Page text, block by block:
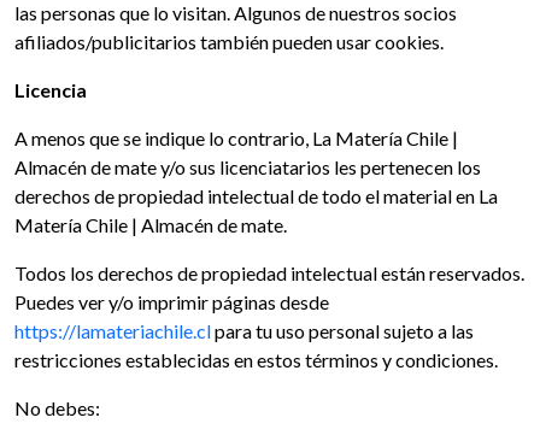
las personas que lo visitan. Algunos de nuestros socios
afiliados/publicitarios también pueden usar cookies.
Licencia
A menos que se indique lo contrario, La Matería Chile |
Almacén de mate y/o sus licenciatarios les pertenecen los
derechos de propiedad intelectual de todo el material en La
Matería Chile | Almacén de mate.
Todos los derechos de propiedad intelectual están reservados.
Puedes ver y/o imprimir páginas desde
https://lamateriachile.clpara tu uso personal sujeto a las
restricciones establecidas en estos términos y condiciones.
No debes: